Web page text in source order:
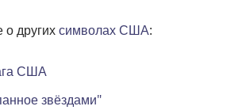
другихсимволах США:
США
звёздами"